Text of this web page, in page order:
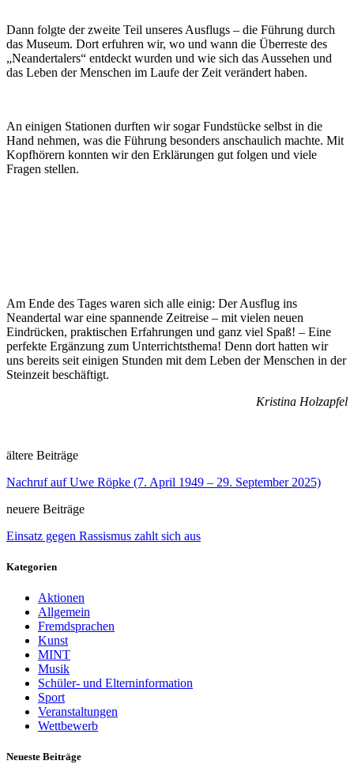
Dann folgte der zweite Teil unseres Ausflugs – die Führung durch
das Museum. Dort erfuhren wir, wo und wann die Überreste des
„Neandertalers“ entdeckt wurden und wie sich das Aussehen und
das Leben der Menschen im Laufe der Zeit verändert haben.
An einigen Stationen durften wir sogar Fundstücke selbst in die
Hand nehmen, was die Führung besonders anschaulich machte. Mit
Kopfhörern konnten wir den Erklärungen gut folgen und viele
Fragen stellen.
Am Ende des Tages waren sich alle einig: Der Ausflug ins
Neandertal war eine spannende Zeitreise – mit vielen neuen
Eindrücken, praktischen Erfahrungen und ganz viel Spaß! – Eine
perfekte Ergänzung zum Unterrichtsthema! Denn dort hatten wir
uns bereits seit einigen Stunden mit dem Leben der Menschen in der
Steinzeit beschäftigt.
Kristina Holzapfel
ältere Beiträge
Nachruf auf Uwe Röpke (7. April 1949 – 29. September 2025)
neuere Beiträge
Einsatz gegen Rassismus zahlt sich aus
Kategorien
Aktionen
Allgemein
Fremdsprachen
Kunst
MINT
Musik
Schüler- und Elterninformation
Sport
Veranstaltungen
Wettbewerb
Neueste Beiträge